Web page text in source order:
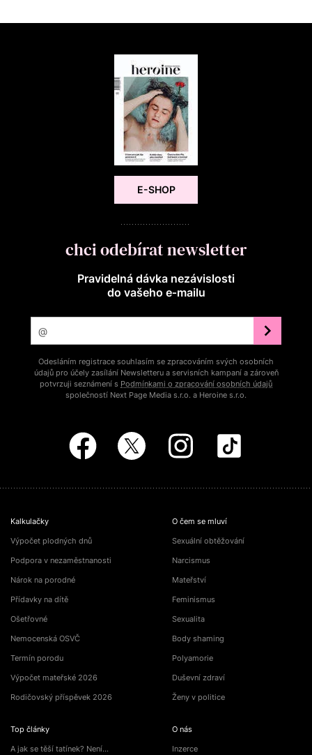
E-SHOP
chci odebírat newsletter
Pravidelná dávka nezávislosti
do vašeho e‑mailu
Odesláním registrace souhlasím se zpracováním svých osobních
údajů pro účely zasílání Newsletteru a servisních kampaní a zároveň
potvrzuji seznámení s Podmínkami o zpracování osobních údajů
společností Next Page Media s.r.o. a Heroine s.r.o.
Kalkulačky
Výpočet plodných dnů
Podpora v nezaměstnanosti
Nárok na porodné
Přídavky na dítě
Ošetřovné
Nemocenská OSVČ
Termín porodu
Výpočet mateřské 2026
Rodičovský příspěvek 2026
Top články
A jak se těší tatínek? Není…
O čem se mluví
Sexuální obtěžování
Narcismus
Mateřství
Feminismus
Sexualita
Body shaming
Polyamorie
Duševní zdraví
Ženy v politice
O nás
Inzerce